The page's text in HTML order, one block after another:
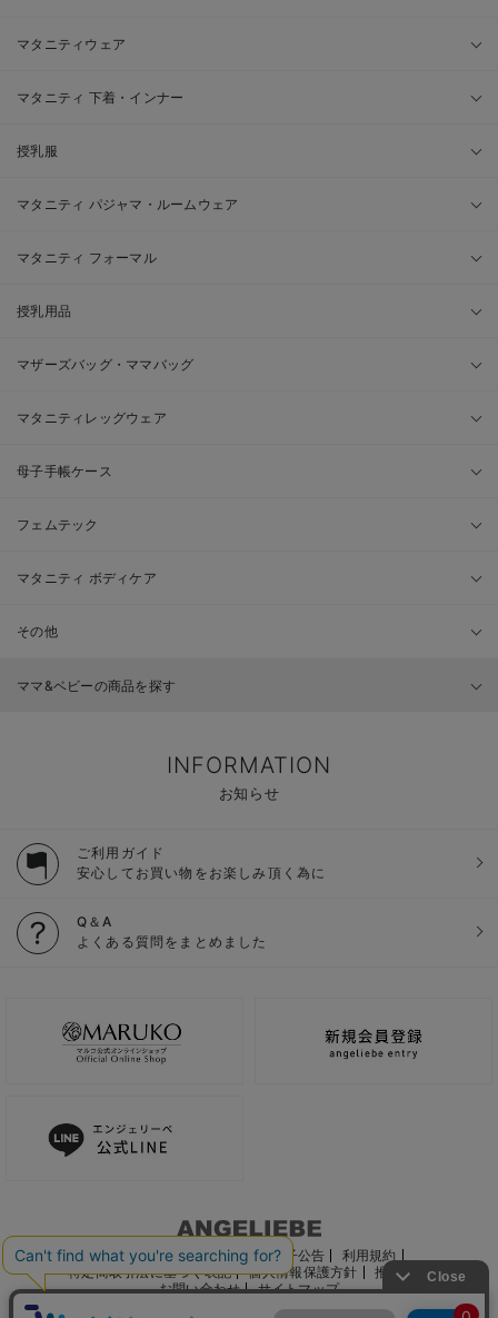
マタニティウェア
マタニティ 下着・インナー
授乳服
マタニティ パジャマ・ルームウェア
マタニティ フォーマル
授乳用品
マザーズバッグ・ママバッグ
マタニティレッグウェア
母子手帳ケース
フェムテック
マタニティ ボディケア
その他
ママ&ベビーの商品を探す
INFORMATION
お知らせ
ご利用ガイド
安心してお買い物をお楽しみ頂く為に
Q＆A
よくある質問をまとめました
ご利用ガイド 会社概要 電子公告
利用規約
特定商取引法に基づく表記
個人情報保護方針
推奨環境
お問い合わせ
サイトマップ